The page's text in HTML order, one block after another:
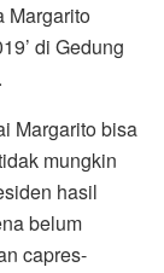
Margarito
di Gedung
Margarito bisa
mungkin
hasil
belum
capres-